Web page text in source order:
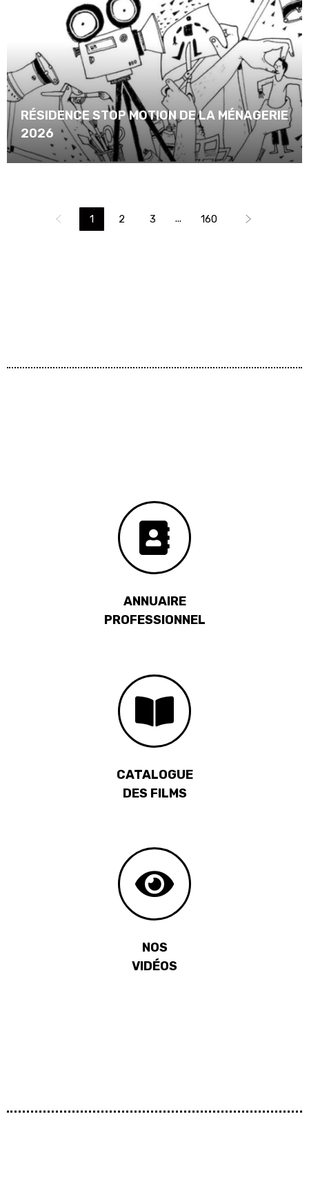
RÉSIDENCE STOP MOTION DE LA MÉNAGERIE
2026
1 2 3 ... 160
ANNUAIRE
PROFESSIONNEL
CATALOGUE
DES FILMS
NOS
VIDÉOS